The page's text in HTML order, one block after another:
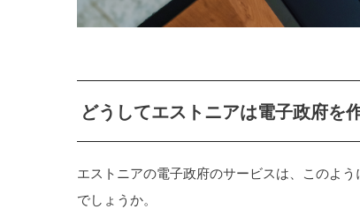
どうしてエストニアは電子政府を
エストニアの電子政府のサービスは、このよ
でしょうか。